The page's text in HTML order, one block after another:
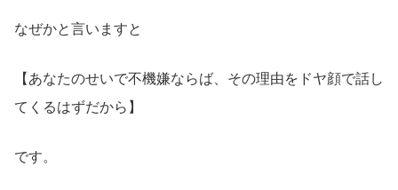
なぜかと言いますと
【あなたのせいで不機嫌ならば、その理由をドヤ顔で話し
てくるはずだから】
です。